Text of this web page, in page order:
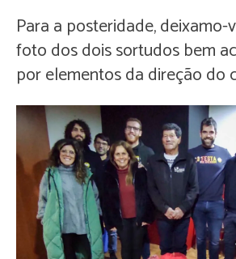
Para a posteridade, deixamo-
foto dos dois sortudos bem
por elementos da direção do